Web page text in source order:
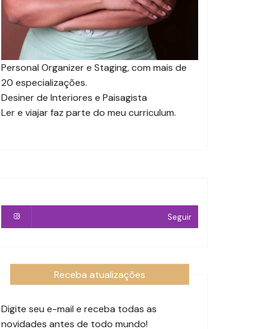
Personal Organizer e Staging, com mais de
20 especializações.
Desiner de Interiores e Paisagista
Ler e viajar faz parte do meu curriculum.
Seguir
Receba atualizações
Digite seu e-mail e receba todas as
novidades antes de todo mundo!